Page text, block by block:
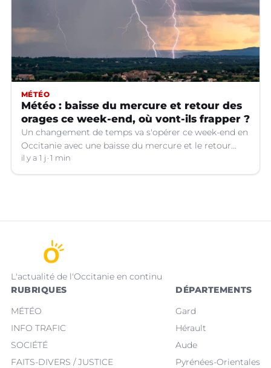
MÉTÉO
Météo : baisse du mercure et retour des
orages ce week-end, où vont-ils frapper ?
Un changement de temps va s'opérer ce week-end en
Occitanie avec une baisse du mercure et le retour
d'orages dans certains départements.
il y a 1 j 1 min
L'actualité de l'Occitanie en continu
RUBRIQUES
MÉTÉO
INFO TRAFIC
SOCIÉTÉ
FAITS-DIVERS / JUSTICE
DÉPARTEMENTS
Gard
Hérault
Aude
Pyrénées-Orientales